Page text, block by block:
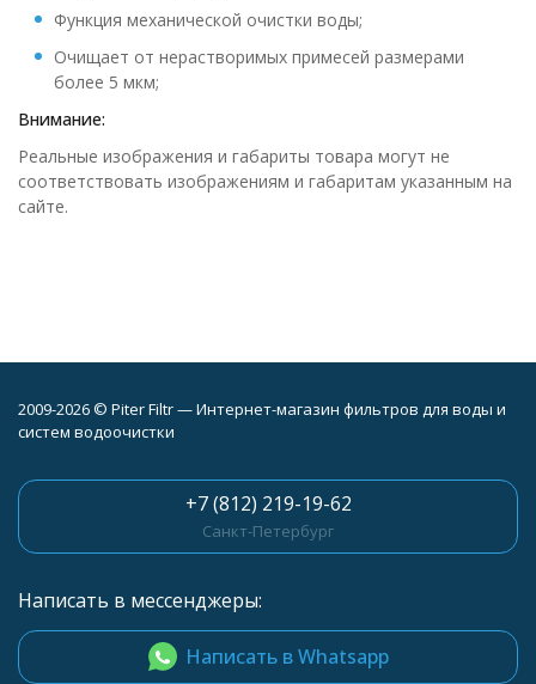
Функция механической очистки воды;
Очищает от нерастворимых примесей размерами
более 5 мкм;
Внимание:
Реальные изображения и габариты товара могут не
соответствовать изображениям и габаритам указанным на
сайте.
2009-2026 © Piter Filtr — Интернет-магазин фильтров для воды и
систем водоочистки
+7 (812) 219-19-62
Санкт-Петербург
Написать в мессенджеры:
Написать в Whatsapp